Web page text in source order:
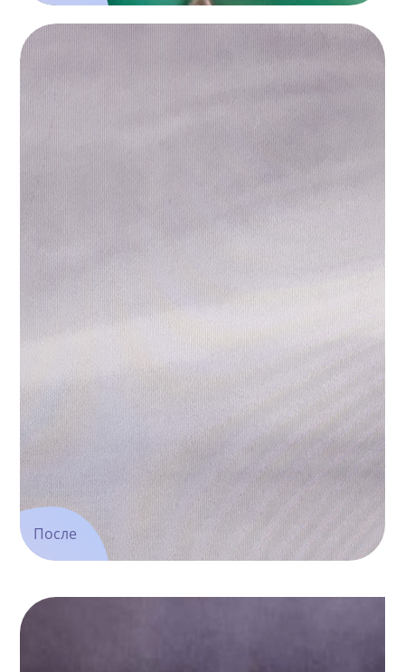
После